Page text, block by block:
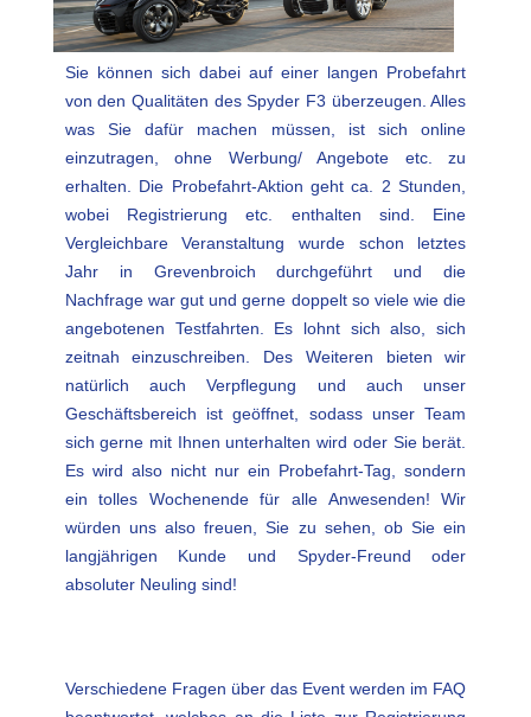
Sie können sich dabei auf einer langen Probefahrt
von den Qualitäten des Spyder F3 überzeugen. Alles
was Sie dafür machen müssen, ist sich online
einzutragen, ohne Werbung/ Angebote etc. zu
erhalten. Die Probefahrt-Aktion geht ca. 2 Stunden,
wobei Registrierung etc. enthalten sind. Eine
Vergleichbare Veranstaltung wurde schon letztes
Jahr in Grevenbroich durchgeführt und die
Nachfrage war gut und gerne doppelt so viele wie die
angebotenen Testfahrten. Es lohnt sich also, sich
zeitnah einzuschreiben. Des Weiteren bieten wir
natürlich auch Verpflegung und auch unser
Geschäftsbereich ist geöffnet, sodass unser Team
sich gerne mit Ihnen unterhalten wird oder Sie berät.
Es wird also nicht nur ein Probefahrt-Tag, sondern
ein tolles Wochenende für alle Anwesenden! Wir
würden uns also freuen, Sie zu sehen, ob Sie ein
langjährigen Kunde und Spyder-Freund oder
absoluter Neuling sind!
Verschiedene Fragen über das Event werden im FAQ